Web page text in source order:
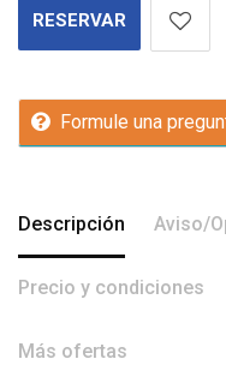
RESERVAR
Formule una
Descripción Aviso/
Precio y condiciones
Más ofertas